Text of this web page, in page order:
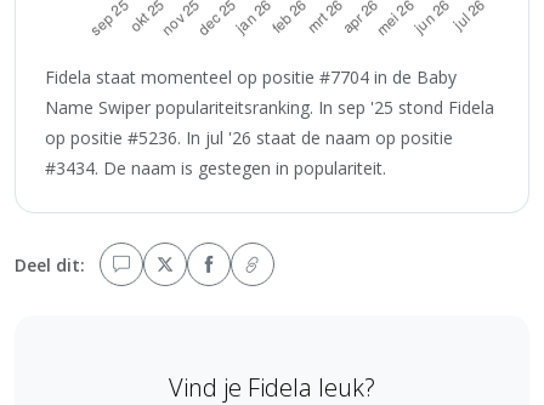
Fidela staat momenteel op positie #7704 in de Baby
Name Swiper populariteitsranking. In sep '25 stond Fidela
op positie #5236. In jul '26 staat de naam op positie
#3434. De naam is gestegen in populariteit.
Deel dit:
Vind je Fidela leuk?